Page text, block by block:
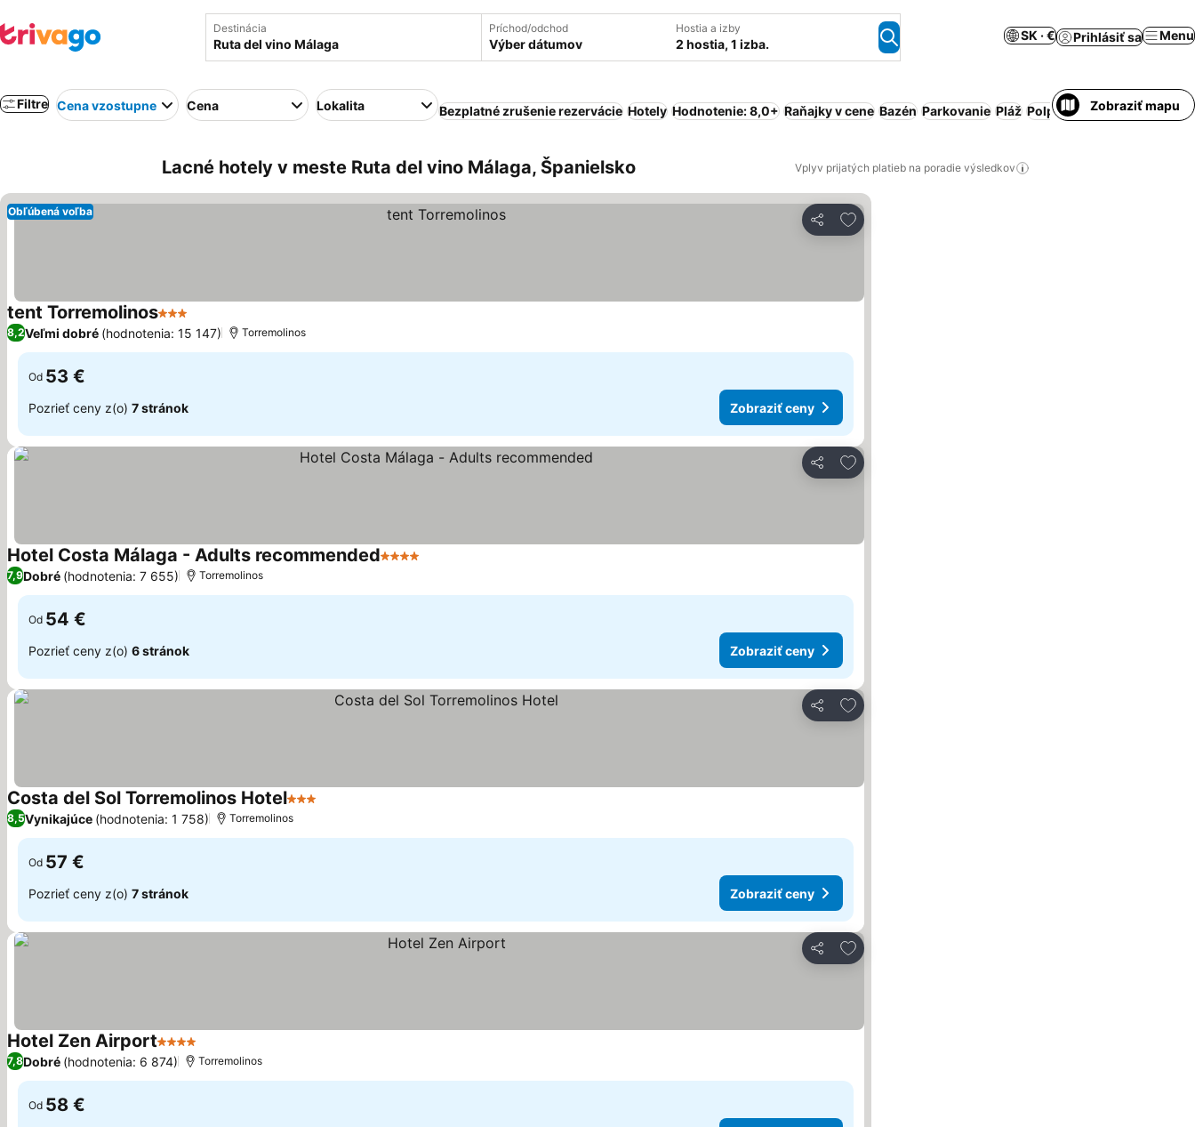
Destinácia Príchod/odchod
Výber dátumov
Hostia a izby
2 hostia, 1 izba.
SK · € Prihlásiť sa Menu
Filtre Cena vzostupne Cena Lokalita Bezplatné zrušenie rezervácie Hotely Hodnotenie: 8,0+ Raňajky v cene Bazén Parkovanie Pláž Polpenzia Obsluhovaný
Zobraziť mapu
Lacné hotely v meste Ruta del vino Málaga, Španielsko Vplyv prijatých platieb na poradie výsledkov
Zdieľať
Pridať do obľúbených
Obľúbená voľba
tent Torremolinos3 Počet hviezdičiek
Zobraziť ceny
8,2Veľmi dobré (hodnotenia: 15 147) Torremolinos
Od 53 €
Pozrieť ceny z(o) 7 stránok Zobraziť ceny
Zdieľať
Pridať do obľúbených
Hotel Costa Málaga - Adults recommended4 Počet hviezdičiek
7,9Dobré (hodnotenia: 7 655) Torremolinos
Od 54 €
Pozrieť ceny z(o) 6 stránok Zobraziť ceny
Zdieľať
Pridať do obľúbených
Costa del Sol Torremolinos Hotel3 Počet hviezdičiek
8,5Vynikajúce (hodnotenia: 1 758) Torremolinos
Od 57 €
Pozrieť ceny z(o) 7 stránok Zobraziť ceny
Zdieľať
Pridať do obľúbených
Hotel Zen Airport4 Počet hviezdičiek
7,8Dobré (hodnotenia: 6 874) Torremolinos
Od 58 €